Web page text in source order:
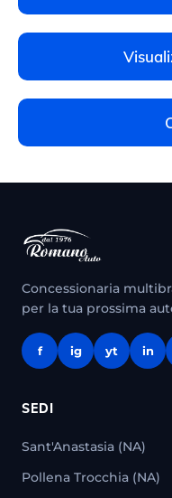
Concessionaria
per la tua prossima
f ig yt in
SEDI
Sant'Anastasia (NA)
Pollena Trocchia (NA)